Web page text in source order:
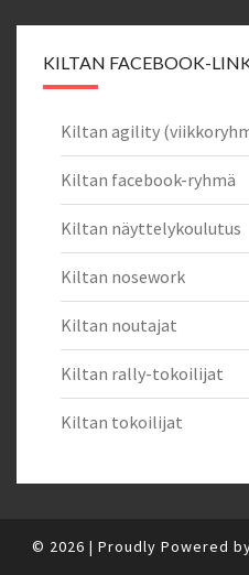
KILTAN FACEBOOK-
Kiltan agility
Kiltan facebook-ryhmä
Kiltan näyttelykoulutus
Kiltan nosework
Kiltan noutajat
Kiltan rally-tokoilijat
Kiltan tokoilijat
© 2026 | Proudly Powered